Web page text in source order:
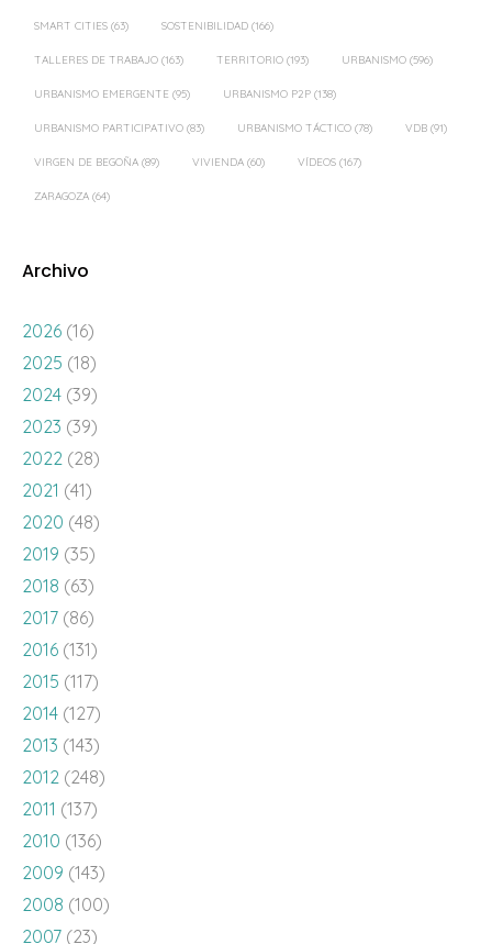
SMART CITIES (63) SOSTENIBILIDAD (166)
TALLERES DE TRABAJO (163) TERRITORIO (193) URBANISMO (596)
URBANISMO EMERGENTE (95) URBANISMO P2P (138)
URBANISMO PARTICIPATIVO (83) URBANISMO TÁCTICO (78) VDB (91)
VIRGEN DE BEGOÑA (89) VIVIENDA (60) VÍDEOS (167)
ZARAGOZA (64)
Archivo
2026 (16)
2025 (18)
2024 (39)
2023 (39)
2022 (28)
2021 (41)
2020 (48)
2019 (35)
2018 (63)
2017 (86)
2016 (131)
2015 (117)
2014 (127)
2013 (143)
2012 (248)
2011 (137)
2010 (136)
2009 (143)
2008 (100)
2007 (23)